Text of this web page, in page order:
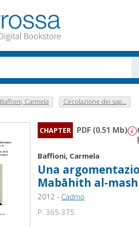
Baffioni, Carmela Circolazione dei sap...
CHAPTER PDF (0.51 Mb)
Baffioni, Carmela
Una
Mabāhith al-
2012 - Cadmo
P. 365-375